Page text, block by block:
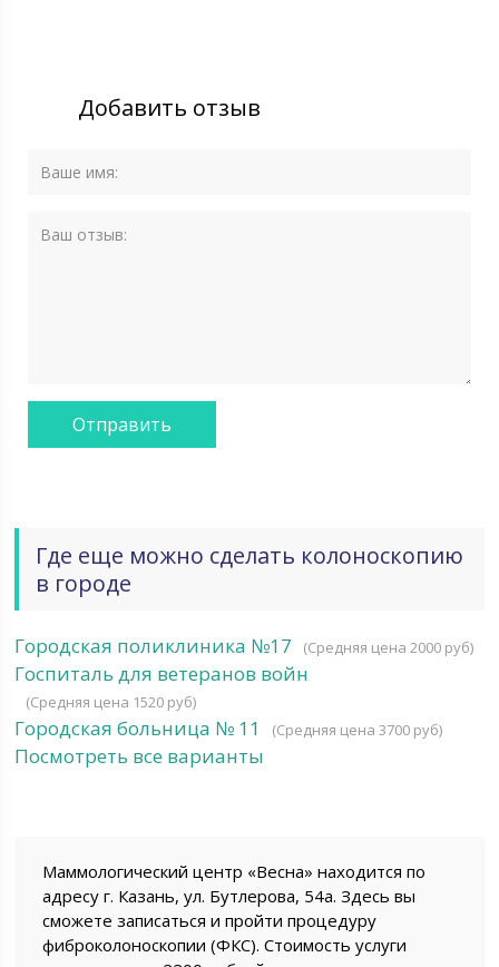
Добавить отзыв
Где еще можно сделать колоноскопию
в городе
Городская поликлиника №17 (Средняя цена 2000 руб)
Госпиталь для ветеранов войн
(Средняя цена 1520 руб)
Городская больница № 11 (Средняя цена 3700 руб)
Посмотреть все варианты
Маммологический центр «Весна» находится по
адресу г. Казань, ул. Бутлерова, 54а. Здесь вы
сможете записаться и пройти процедуру
фиброколоноскопии (ФКС). Стоимость услуги